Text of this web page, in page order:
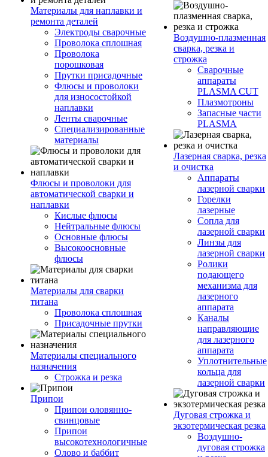
Материалы для наплавки и
ремонта деталей
Электроды сварочные
Проволока сплошная
Проволока
порошковая
Прутки присадочные
Флюсы и проволоки
для износостойкой
наплавки
Ленты сварочные
Специализированные
материалы
Флюсы и проволоки для
автоматической сварки и
наплавки
Кислые флюсы
Нейтральные флюсы
Основные флюсы
Высокоосновные
флюсы
Материалы для сварки
титана
Проволока сплошная
Присадочные прутки
Материалы специального
назначения
Строжка и резка
Припои
Припои оловянно-
свинцовые
Припои
высокотехнологичные
Олово и баббит
Воздушно-плазменная
сварка, резка и
строжка
Сварочные
аппараты
PLASMA CUT
Плазмотроны
Запасные части
PLASMA
Лазерная сварка, резка
и очистка
Аппараты
лазерной сварки
Горелки
лазерные
Сопла для
лазерной сварки
Линзы для
лазерной сварки
Ролики
подающего
механизма для
лазерного
аппарата
Каналы
направляющие
для лазерного
аппарата
Уплотнительные
кольца для
лазерной сварки
Дуговая строжка и
экзотермическая резка
Воздушно-
дуговая строжка